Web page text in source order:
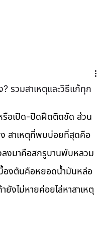
รวมสาเหตุและวิธีแก้ทุก
รือเปิด-ปิดฝืดติดขัด ส่วน
ง สาเหตุที่พบบ่อยที่สุดคือ
งมาคือสกรูบานพับหลวม
องต้นคือหยอดน้ำมันหล่อ
งไม่หายค่อยไล่หาสาเหตุ